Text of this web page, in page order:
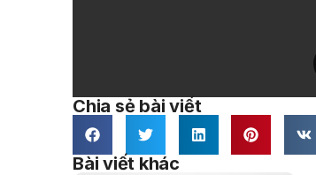
Chia sẻ bài viết
Bài viết khác